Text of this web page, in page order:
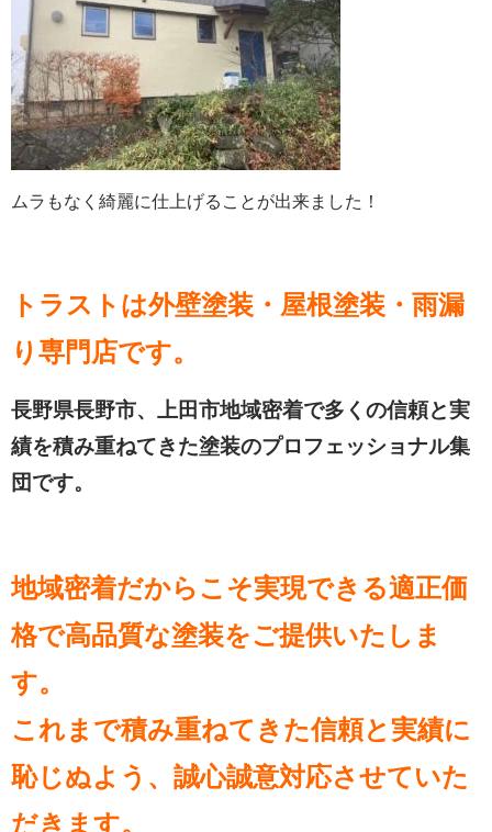
ムラもなく綺麗に仕上げることが出来ました！
トラストは外壁塗装・屋根塗装・雨漏
り専門店です。
長野県長野市、上田市地域密着で多くの信頼と実
績を積み重ねてきた塗装のプロフェッショナル集
団です。
地域密着だからこそ実現できる適正価
格で高品質な塗装をご提供いたしま
す。
これまで積み重ねてきた信頼と実績に
恥じぬよう、誠心誠意対応させていた
だきます。